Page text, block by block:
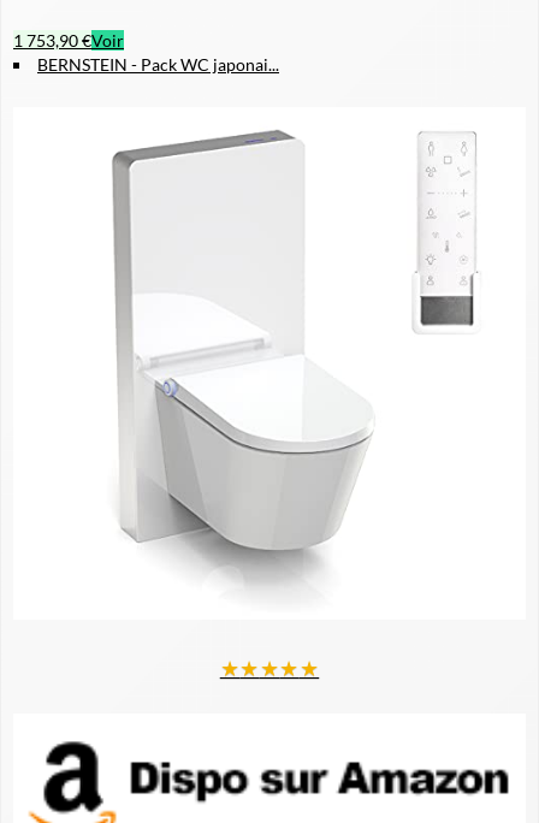
1 753,90 €Voir
BERNSTEIN - Pack WC japonai...
★★★★★